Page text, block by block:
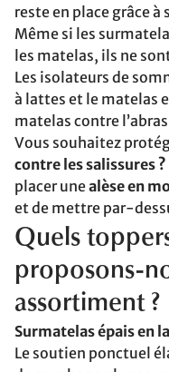
reste en place grâce à
Même si les
les matelas, ils ne
Les isolateurs de
à lattes et le matelas
matelas contre
Vous souhaitez
contre les salissures ?
placer unealèse en
et de mettre par-
Quels
proposons-
assortiment ?
Surmatelas épais en
Le soutien ponctuel